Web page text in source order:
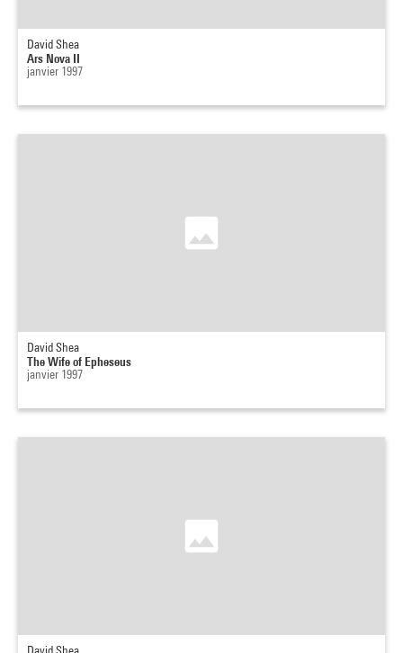
David Shea
Ars Nova II
janvier 1997
David Shea
The Wife of Epheseus
janvier 1997